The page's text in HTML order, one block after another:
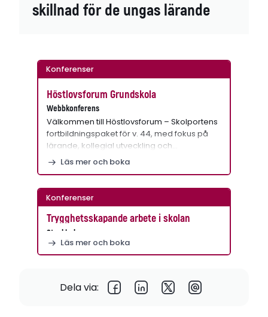
skillnad för de ungas lärande
Konferenser
Höstlovsforum Grundskola
Webbkonferens
Välkommen till Höstlovsforum – Skolportens
fortbildningspaket för v. 44, med fokus på
lärande, kollegial utveckling och…
Läs mer och boka
Konferenser
Trygghetsskapande arbete i skolan
Stockholm
Läs mer och boka
Dela via: